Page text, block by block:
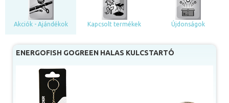
Akciók - Ajándékok Kapcsolt termékek Újdonságok
ENERGOFISH GOGREEN HALAS KULCSTARTÓ